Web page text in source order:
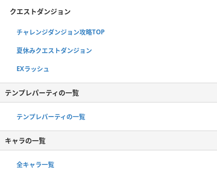
クエストダンジョン
チャレンジダンジョン攻略TOP
夏休みクエストダンジョン
EXラッシュ
テンプレパーティの一覧
テンプレパーティの一覧
キャラの一覧
全キャラ一覧